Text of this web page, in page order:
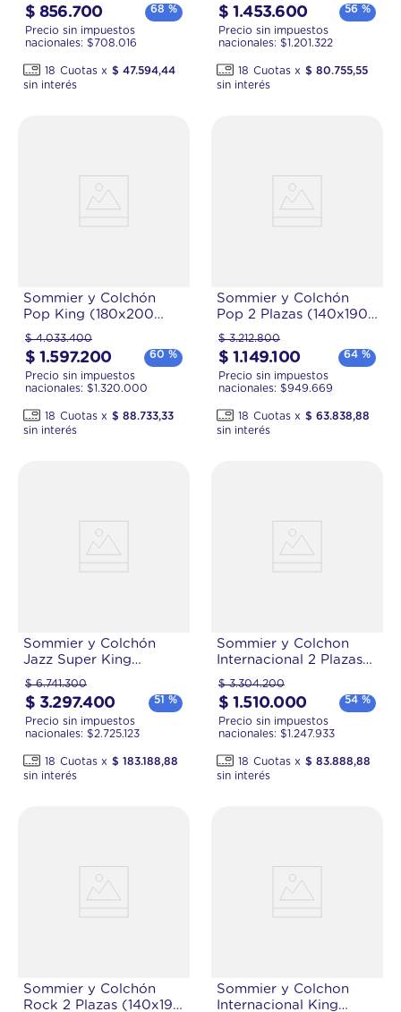
$ 856.700
68 %
Precio sin impuestos
nacionales: $ 708.016
18 $ 47.594,44
$ 1.453.600
56 %
Precio sin impuestos
nacionales: $1.201.322
18 $ 80.755,55
Sommier y Colchón
Pop King (180x200
cm) de Espuma
$ 4.033.400
$ 1.597.200
60 %
Precio sin impuestos
nacionales: $1.320.000
18 $ 88.733,33
Sommier y Colchón
Pop 2 Plazas (140x190
cm) de Resortes
Pocket
$ 3.212.800
$ 1.149.100
64 %
Precio sin impuestos
nacionales: $949.669
18 $ 63.838,88
Sommier y Colchón
Jazz Super King
(200x200 cm) de
Espuma
$ 6.741.300
$ 3.297.400
51 %
Precio sin impuestos
nacionales: $2.725.123
18 $ 183.188,88
Sommier y Colchon
Internacional 2 Plazas
(140x190) de Resortes
Pocket
$ 3.304.200
$ 1.510.000
54 %
Precio sin impuestos
nacionales: $1.247.933
18 $ 83.888,88
Sommier y Colchón
Rock 2 Plazas (140x190
Sommier y Colchon
Internacional King